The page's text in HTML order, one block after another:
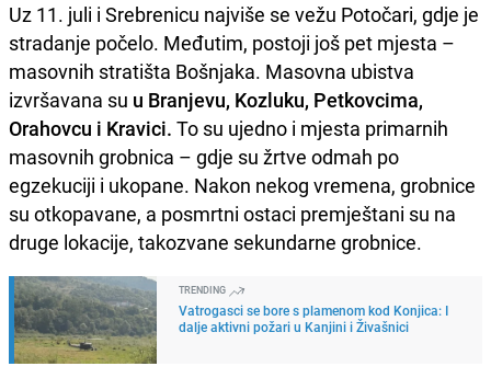
Uz 11. juli i Srebrenicu najviše se vežu Potočari, gdje je
stradanje počelo. Međutim, postoji još pet mjesta –
masovnih stratišta Bošnjaka. Masovna ubistva
izvršavana su u Branjevu, Kozluku, Petkovcima,
Orahovcu i Kravici. To su ujedno i mjesta primarnih
masovnih grobnica – gdje su žrtve odmah po
egzekuciji i ukopane. Nakon nekog vremena, grobnice
su otkopavane, a posmrtni ostaci premještani su na
druge lokacije, takozvane sekundarne grobnice.
TRENDING
Vatrogasci se bore s plamenom kod Konjica: I
dalje aktivni požari u Kanjini i Živašnici